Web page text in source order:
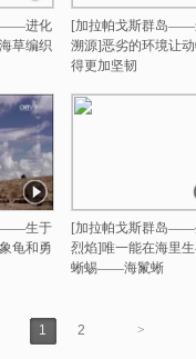
——进化
草编织
[加拉帕戈斯群岛——
溯源]恶劣的环境让
得更加坚韧
——生于
龟和勇
[加拉帕戈斯群岛——
烈焰]唯一能在海里
蜥蜴——海鬣蜥
1 2 >